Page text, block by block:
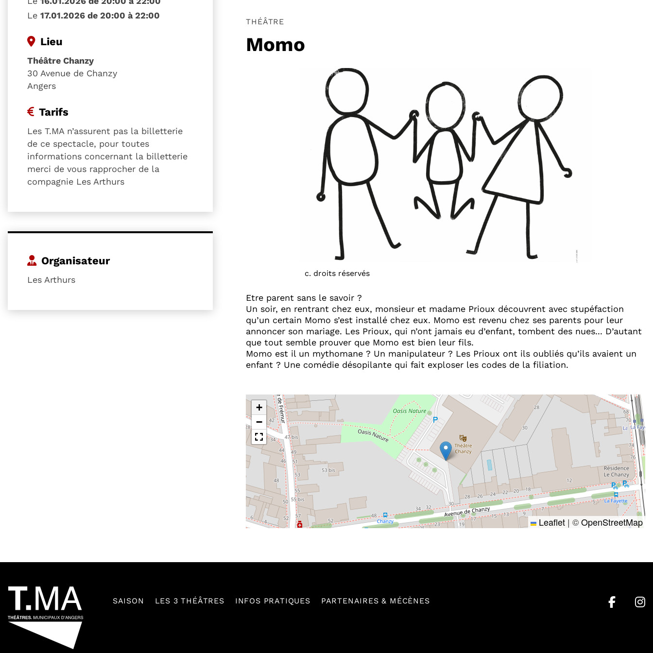
THÉÂTRE
Momo
c. droits réservés
Etre parent sans le savoir ?
Un soir, en rentrant chez eux, monsieur et madame Prioux découvrent avec stupéfaction
qu’un certain Momo s’est installé chez eux. Momo est revenu chez ses parents pour leur
annoncer son mariage. Les Prioux, qui n’ont jamais eu d’enfant, tombent des nues... D’autant
que tout semble prouver que Momo est bien leur fils.
Momo est il un mythomane ? Un manipulateur ? Les Prioux ont ils oubliés qu’ils avaient un
enfant ? Une comédie désopilante qui fait exploser les codes de la filiation.
+
−
Leaflet | ©OpenStreetMap
Le17.01.2026 de 20:00 à 22:00
Lieu
Théâtre Chanzy
30 Avenue de Chanzy
Angers
Tarifs
Les T.MA n’assurent pas la billetterie
de ce spectacle, pour toutes
informations concernant la billetterie
merci de vous rapprocher de la
compagnie Les Arthurs
Organisateur
Les Arthurs
SAISON LES 3 THÉÂTRES INFOS PRATIQUES PARTENAIRES & MÉCÈNES